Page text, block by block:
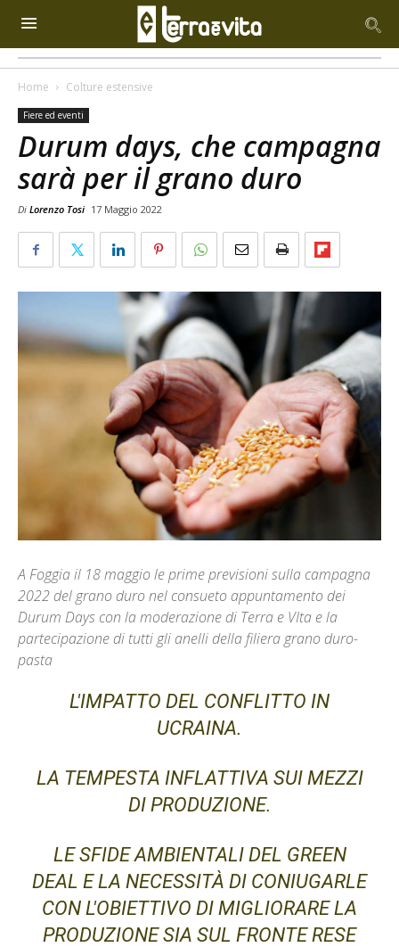
Home Colture estensive
Fiere ed eventi
Durum days, che campagna
sarà per il grano duro
Di Lorenzo Tosi 17 Maggio 2022
A Foggia il 18 maggio le prime previsioni sulla campagna
2022 del grano duro nel consueto appuntamento dei
Durum Days con la moderazione di Terra e VIta e la
partecipazione di tutti gli anelli della filiera grano duro-
pasta
L'IMPATTO DEL CONFLITTO IN
UCRAINA.
LA TEMPESTA INFLATTIVA SUI MEZZI
DI PRODUZIONE.
LE SFIDE AMBIENTALI DEL GREEN
DEAL E LA NECESSITÀ DI CONIUGARLE
CON L'OBIETTIVO DI MIGLIORARE LA
PRODUZIONE SIA SUL FRONTE RESE